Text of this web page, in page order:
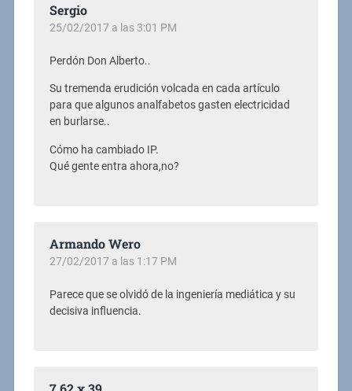
Sergio
25/02/2017 a las 3:01 PM
Perdón Don Alberto..
Su tremenda erudición volcada en cada artículo
para que algunos analfabetos gasten electricidad
en burlarse..
Cómo ha cambiado IP.
Qué gente entra ahora,no?
Armando Wero
27/02/2017 a las 1:17 PM
Parece que se olvidó de la ingeniería mediática y su
decisiva influencia.